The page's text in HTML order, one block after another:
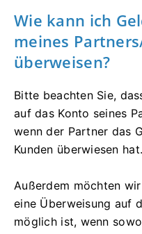
Wie kann ich
meines
überweisen?
Bitte beachten Sie,
auf das Konto seines
wenn der Partner das
Kunden überwiesen hat.
Außerdem möchten
eine Überweisung auf
möglich ist, wenn